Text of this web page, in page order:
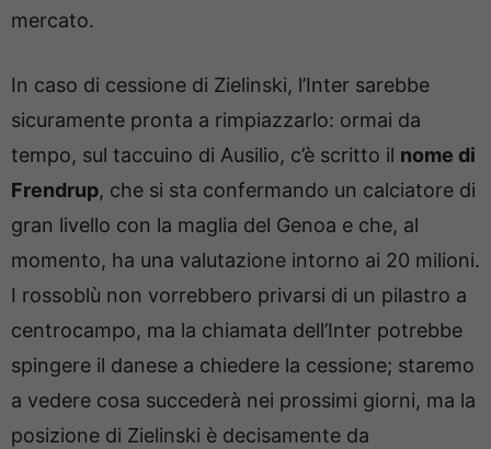
mercato.
In caso di cessione di Zielinski, l’Inter sarebbe
sicuramente pronta a rimpiazzarlo: ormai da
tempo, sul taccuino di Ausilio, c’è scritto il nome di
Frendrup, che si sta confermando un calciatore di
gran livello con la maglia del Genoa e che, al
momento, ha una valutazione intorno ai 20 milioni.
I rossoblù non vorrebbero privarsi di un pilastro a
centrocampo, ma la chiamata dell’Inter potrebbe
spingere il danese a chiedere la cessione; staremo
a vedere cosa succederà nei prossimi giorni, ma la
posizione di Zielinski è decisamente da